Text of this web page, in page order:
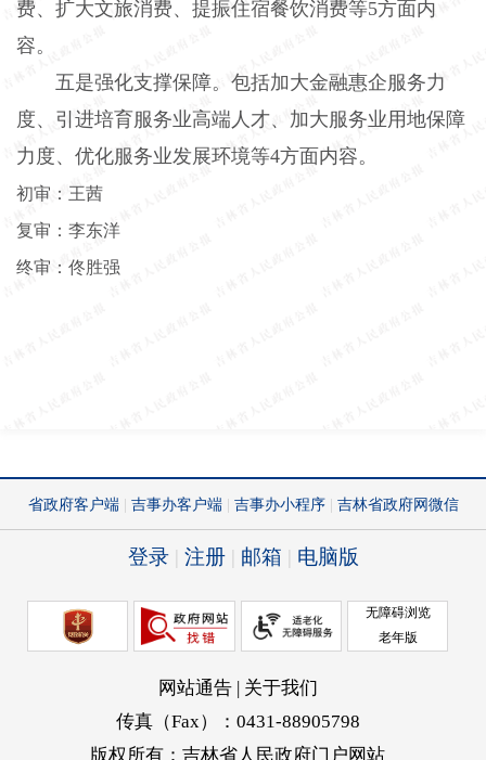
费、扩大文旅消费、提振住宿餐饮消费等5方面内
容。
五是强化支撑保障。包括加大金融惠企服务力
度、引进培育服务业高端人才、加大服务业用地保障
力度、优化服务业发展环境等4方面内容。
初审：王茜
复审：李东洋
终审：佟胜强